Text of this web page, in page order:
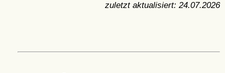
zuletzt aktualisiert: 24.07.2026